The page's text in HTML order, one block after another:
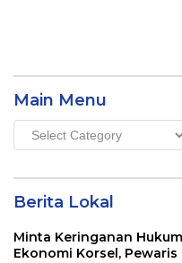
Main Menu
Main
Menu
Berita Lokal
Minta Keringanan
Ekonomi Korsel,